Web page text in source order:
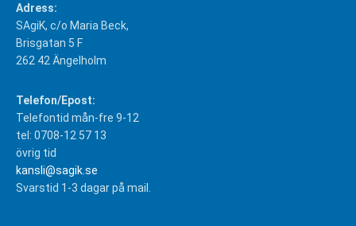
Adress:
SAgiK, c/o Maria Beck,
Brisgatan 5 F
262 42 Ängelholm
Telefon/Epost:
Telefontid mån-fre 9-12
tel: 0708-12 57 13
övrig tid
kansli@sagik.se
Svarstid 1-3 dagar på mail.